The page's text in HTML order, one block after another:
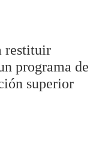
restituir
programa de
superior